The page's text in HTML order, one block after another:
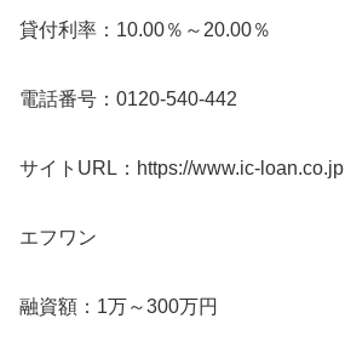
貸付利率：10.00％～20.00％
電話番号：0120-540-442
サイトURL：https://www.ic-loan.co.jp
エフワン
融資額：1万～300万円